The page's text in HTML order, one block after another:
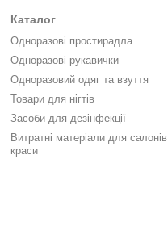
Каталог
Одноразові простирадла
Одноразові рукавички
Одноразовий одяг та взуття
Товари для нігтів
Засоби для дезінфекції
Витратні матеріали для салонів
краси